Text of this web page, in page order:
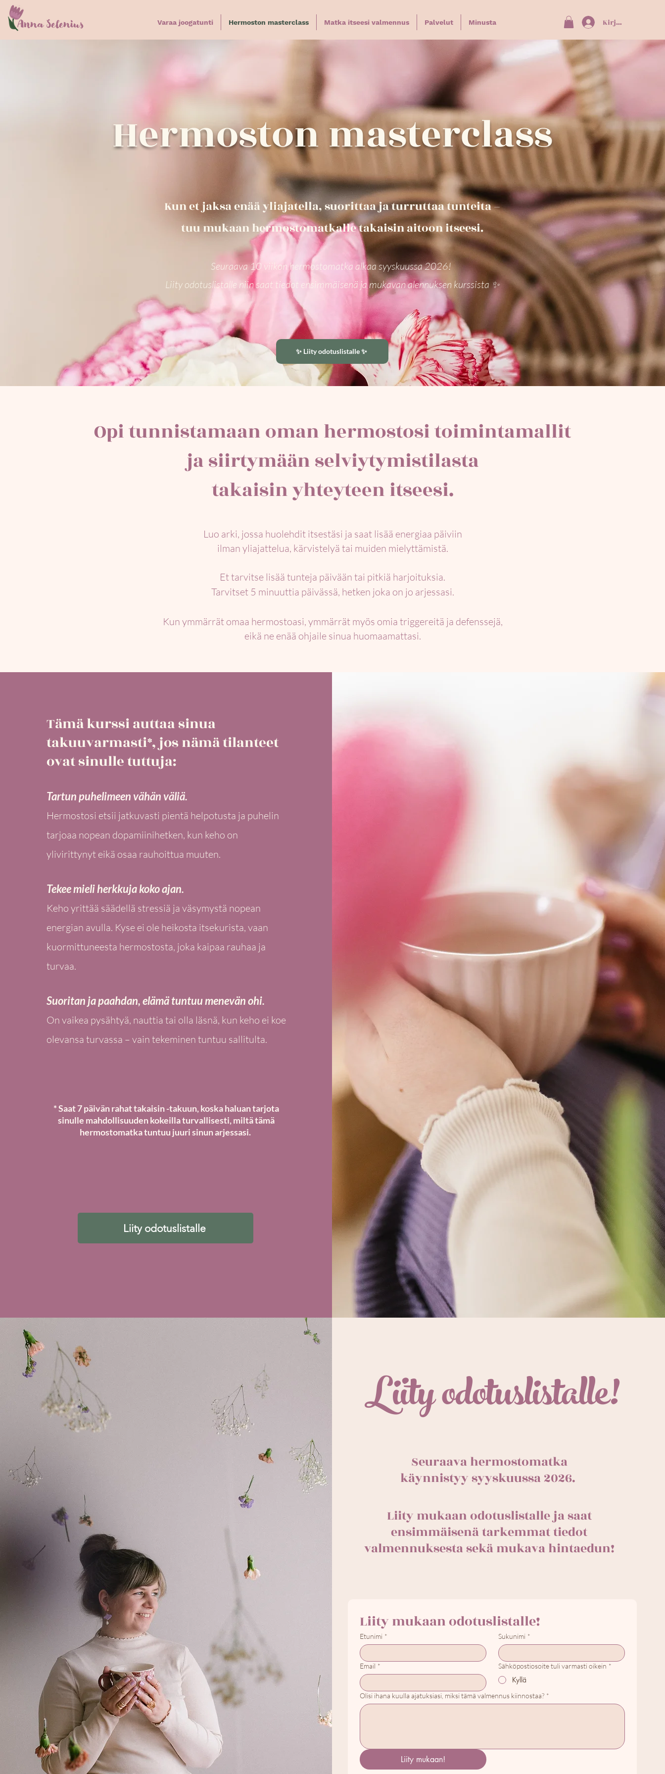
Varaa joogatunti Hermoston masterclass Matka itseesi valmennus Palvelut Minusta Kirjaudu
Hermoston masterclass
Kun et jaksa enää yliajatella, suorittaa ja turruttaa tunteita –
tuu mukaan hermostomatkalle takaisin aitoon itseesi.
Seuraava 10 viikon hermostomatka alkaa syyskuussa 2026!
Liity odotuslistalle niin saat tiedot ensimmäisenä ja mukavan alennuksen kurssista ✨
✨ Liity odotuslistalle ✨
Opi tunnistamaan oman hermostosi toimintamallit
ja siirtymään selviytymistilasta
takaisin yhteyteen itseesi.
Luo arki, jossa huolehdit itsestäsi ja saat lisää energiaa päiviin
ilman yliajattelua, kärvistelyä tai muiden mielyttämistä.
Et tarvitse lisää tunteja päivään tai pitkiä harjoituksia.
Tarvitset 5 minuuttia päivässä, hetken joka on jo arjessasi.
Kun ymmärrät omaa hermostoasi, ymmärrät myös omia triggereitä ja defenssejä,
eikä ne enää ohjaile sinua huomaamattasi.
Tämä kurssi auttaa sinua
takuuvarmasti*, jos nämä tilanteet
ovat sinulle tuttuja:
Tartun puhelimeen vähän väliä.
Hermostosi etsii jatkuvasti pientä helpotusta ja puhelin
tarjoaa nopean dopamiinihetken, kun keho on
ylivirittynyt eikä osaa rauhoittua muuten.
Tekee mieli herkkuja koko ajan.
Keho yrittää säädellä stressiä ja väsymystä nopean
energian avulla. Kyse ei ole heikosta itsekurista, vaan
kuormittuneesta hermostosta, joka kaipaa rauhaa ja
turvaa.
Suoritan ja paahdan, elämä tuntuu menevän ohi.
On vaikea pysähtyä, nauttia tai olla läsnä, kun keho ei koe
olevansa turvassa – vain tekeminen tuntuu sallitulta.
* Saat 7 päivän rahat takaisin -takuun, koska haluan tarjota
sinulle mahdollisuuden kokeilla turvallisesti, miltä tämä
hermostomatka tuntuu juuri sinun arjessasi.
Liity odotuslistalle
Liity odotuslistalle!
Seuraava hermostomatka
käynnistyy syyskuussa 2026.
Liity mukaan odotuslistalle ja saat
ensimmäisenä tarkemmat tiedot
valmennuksesta sekä mukava hintaedun!
Etunimi * Sukunimi *
Email * Sähköpostiosoite tuli varmasti oikein *
Kyllä
Olisi ihana kuulla ajatuksiasi, miksi tämä valmennus kiinnostaa? *
Liity mukaan!